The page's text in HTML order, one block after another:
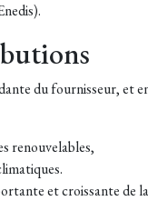
du fournisseur, et
renouvelables,
et croissante de